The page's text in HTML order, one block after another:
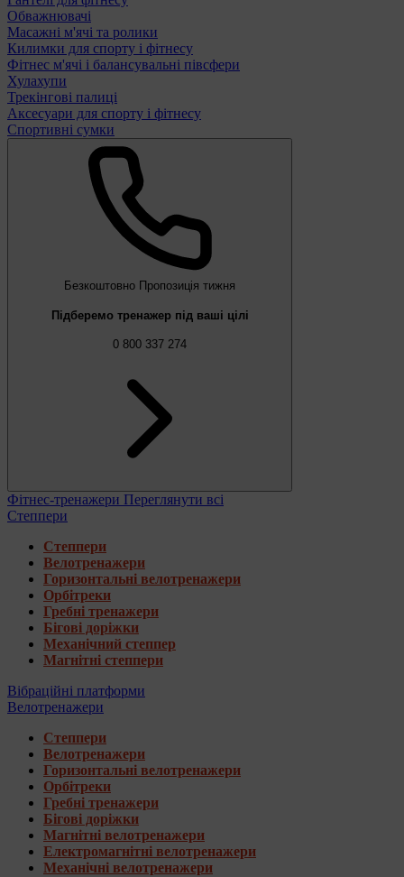
Обважнювачі
Масажні м'ячі та ролики
Килимки для спорту і фітнесу
Фітнес м'ячі і балансувальні півсфери
Хулахупи
Трекінгові палиці
Аксесуари для спорту і фітнесу
Спортивні сумки
Безкоштовно Пропозиція тижня
Підберемо тренажер під ваші цілі
0 800 337 274
Фітнес-тренажери Переглянути всі
Степпери
Степпери
Велотренажери
Горизонтальні велотренажери
Орбітреки
Гребні тренажери
Бігові доріжки
Механічний степпер
Магнітні степпери
Вібраційні платформи
Велотренажери
Степпери
Велотренажери
Горизонтальні велотренажери
Орбітреки
Гребні тренажери
Бігові доріжки
Магнітні велотренажери
Електромагнітні велотренажери
Механічні велотренажери